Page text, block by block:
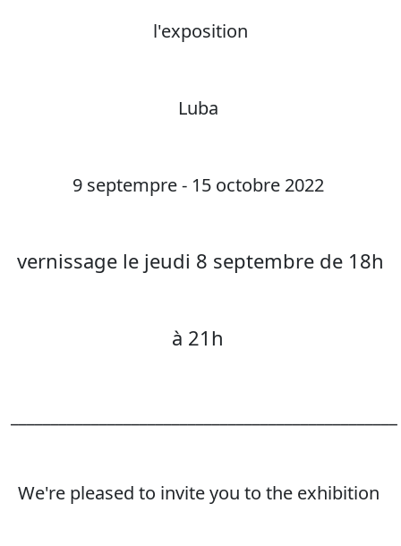
l'exposition
Luba
9 septempre - 15 octobre 2022
vernissage le jeudi 8 septembre de 18h
à 21h
We're pleased to invite you to the exhibition